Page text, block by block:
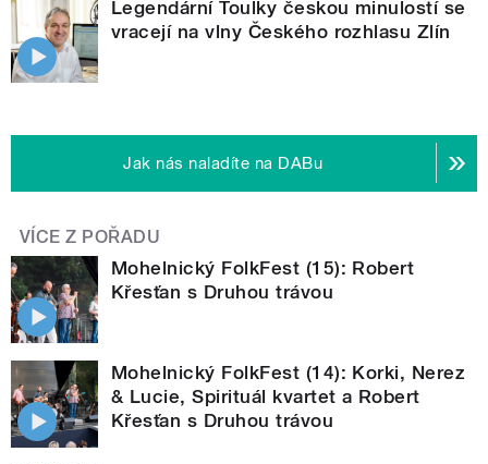
Legendární Toulky českou minulostí se
vracejí na vlny Českého rozhlasu Zlín
Jak nás naladíte na DABu
VÍCE Z POŘADU
Mohelnický FolkFest (15): Robert
Křesťan s Druhou trávou
Mohelnický FolkFest (14): Korki, Nerez
& Lucie, Spirituál kvartet a Robert
Křesťan s Druhou trávou